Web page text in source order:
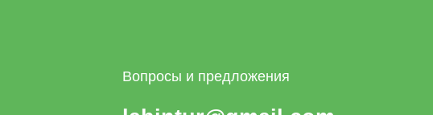
Вопросы и предложения